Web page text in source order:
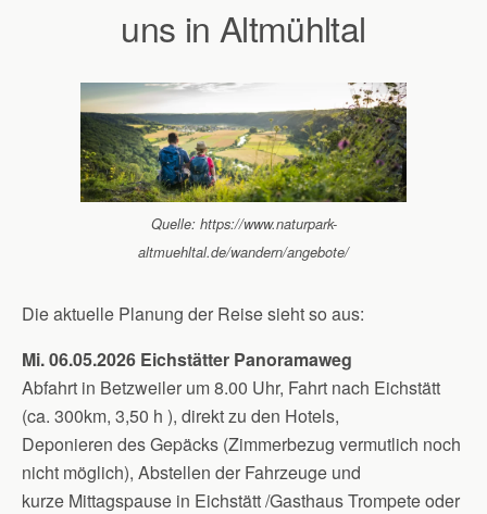
uns in Altmühltal
Quelle: https://www.naturpark-
altmuehltal.de/wandern/angebote/
Die aktuelle Planung der Reise sieht so aus:
Mi. 06.05.2026 Eichstätter Panoramaweg
Abfahrt in Betzweiler um 8.00 Uhr, Fahrt nach Eichstätt
(ca. 300km, 3,50 h ), direkt zu den Hotels,
Deponieren des Gepäcks (Zimmerbezug vermutlich noch
nicht möglich), Abstellen der Fahrzeuge und
kurze Mittagspause in Eichstätt /Gasthaus Trompete oder